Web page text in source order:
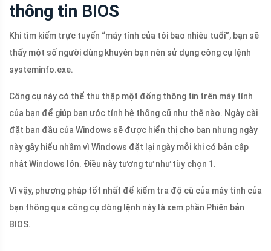
thông tin BIOS
Khi tìm kiếm trực tuyến “máy tính của tôi bao nhiêu tuổi”, bạn sẽ
thấy một số người dùng khuyên bạn nên sử dụng công cụ lệnh
systeminfo.exe.
Công cụ này có thể thu thập một đống thông tin trên máy tính
của bạn để giúp bạn ước tính hệ thống cũ như thế nào. Ngày cài
đặt ban đầu của Windows sẽ được hiển thị cho bạn nhưng ngày
này gây hiểu nhầm vì Windows đặt lại ngày mỗi khi có bản cập
nhật Windows lớn. Điều này tương tự như tùy chọn 1.
Vì vậy, phương pháp tốt nhất để kiểm tra độ cũ của máy tính của
bạn thông qua công cụ dòng lệnh này là xem phần Phiên bản
BIOS.